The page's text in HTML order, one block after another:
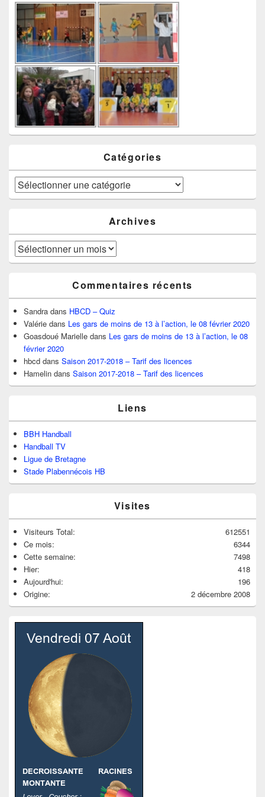
Catégories
Catégories
Archives
Archives
Commentaires récents
Sandra dans HBCD – Quiz
Valérie dans Les gars de moins de 13 à l’action, le 08 février 2020
Goasdoué Marielle dans Les gars de moins de 13 à l’action, le 08
février 2020
hbcd dans Saison 2017-2018 – Tarif des licences
Hamelin dans Saison 2017-2018 – Tarif des licences
Liens
BBH Handball
Handball TV
Ligue de Bretagne
Stade Plabennécois HB
Visites
612551
Visiteurs Total:
6344
Ce mois:
7498
Cette semaine:
418
Hier:
196
Aujourd'hui:
2 décembre 2008
Origine: